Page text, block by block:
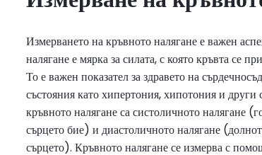
Измерването на кръвното налягане е важен
налягане е мярка за силата, с която кръвта се
То е важен показател за здравето на
състояния като хипертония, хипотония и
кръвното налягане са систоличното налягане
сърцето бие) и диастоличното налягане
сърцето). Кръвното налягане се измерва с